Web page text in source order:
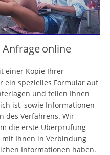
Anfrage online
einer Kopie Ihrer
ein spezielles Formular auf
und teilen Ihnen
ist, sowie Informationen
des Verfahrens. Wir
die erste Überprüfung
Ihnen in Verbindung
Informationen haben.